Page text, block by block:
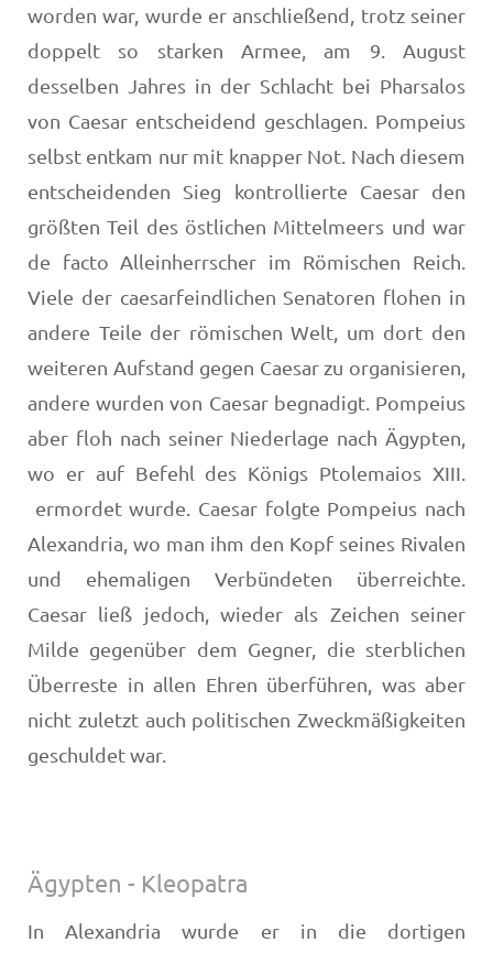
worden war, wurde er anschließend, trotz seiner
doppelt so starken Armee, am 9. August
desselben Jahres in der Schlacht bei Pharsalos
von Caesar entscheidend geschlagen. Pompeius
selbst entkam nur mit knapper Not. Nach diesem
entscheidenden Sieg kontrollierte Caesar den
größten Teil des östlichen Mittelmeers und war
de facto Alleinherrscher im Römischen Reich.
Viele der caesarfeindlichen Senatoren flohen in
andere Teile der römischen Welt, um dort den
weiteren Aufstand gegen Caesar zu organisieren,
andere wurden von Caesar begnadigt. Pompeius
aber floh nach seiner Niederlage nach Ägypten,
wo er auf Befehl des Königs Ptolemaios XIII.
ermordet wurde. Caesar folgte Pompeius nach
Alexandria, wo man ihm den Kopf seines Rivalen
und ehemaligen Verbündeten überreichte.
Caesar ließ jedoch, wieder als Zeichen seiner
Milde gegenüber dem Gegner, die sterblichen
Überreste in allen Ehren überführen, was aber
nicht zuletzt auch politischen Zweckmäßigkeiten
geschuldet war.
Ägypten - Kleopatra
In Alexandria wurde er in die dortigen